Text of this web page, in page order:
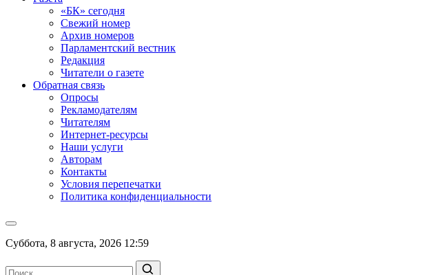
«БК» сегодня
Свежий номер
Архив номеров
Парламентский вестник
Редакция
Читатели о газете
Обратная связь
Опросы
Рекламодателям
Читателям
Интернет-ресурсы
Наши услуги
Авторам
Контакты
Условия перепечатки
Политика конфиденциальности
Суббота, 8 августа, 2026 12:59